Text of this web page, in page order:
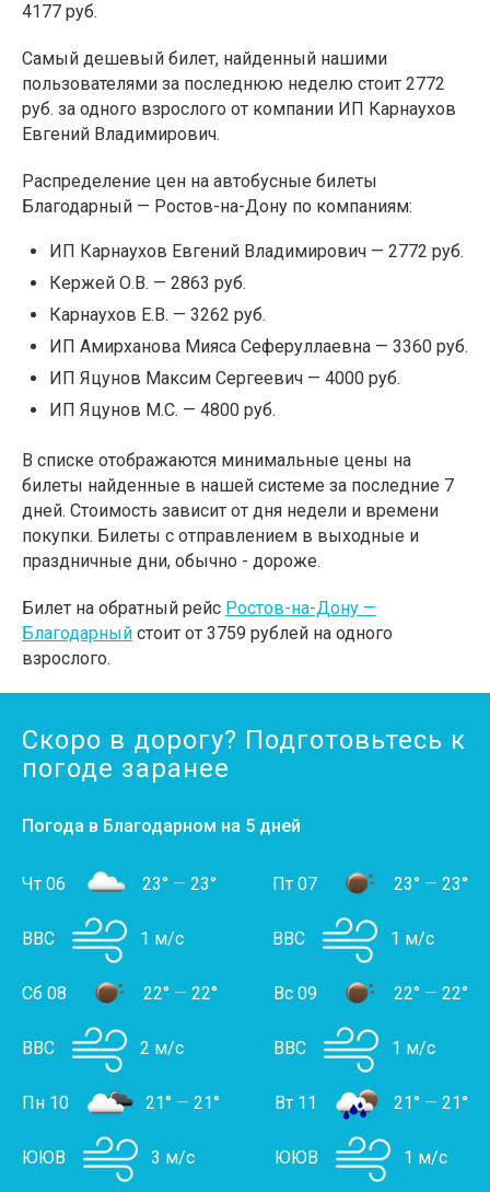
4177 руб.
Самый дешевый билет, найденный нашими
пользователями за последнюю неделю стоит 2772
руб. за одного взрослого от компании ИП Карнаухов
Евгений Владимирович.
Распределение цен на автобусные билеты
Благодарный — Ростов-на-Дону по компаниям:
ИП Карнаухов Евгений Владимирович — 2772 руб.
Кержей О.В. — 2863 руб.
Карнаухов Е.В. — 3262 руб.
ИП Амирханова Мияса Сеферуллаевна — 3360 руб.
ИП Яцунов Максим Сергеевич — 4000 руб.
ИП Яцунов M.C. — 4800 руб.
В списке отображаются минимальные цены на
билеты найденные в нашей системе за последние 7
дней. Стоимость зависит от дня недели и времени
покупки. Билеты с отправлением в выходные и
праздничные дни, обычно - дороже.
Билет на обратный рейс Ростов-на-Дону —
Благодарный стоит от 3759 рублей на одного
взрослого.
Скоро в дорогу? Подготовьтесь к
погоде заранее
Погода в Благодарном на 5 дней
Чт 06 23° — 23°
ВВС 1 м/с
Пт 07 23° — 23°
ВВС 1 м/с
Сб 08 22° — 22°
ВВС 2 м/с
Вс 09 22° — 22°
ВВС 1 м/с
Пн 10 21° — 21°
ЮЮВ 3 м/с
Вт 11 21° — 21°
ЮЮВ 1 м/с